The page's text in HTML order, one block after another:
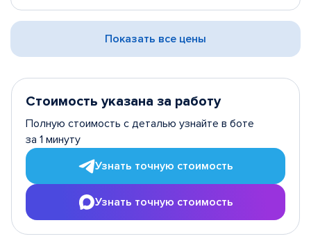
Показать все цены
Стоимость указана за работу
Полную стоимость с деталью узнайте в боте
за 1 минуту
Узнать точную стоимость
Узнать точную стоимость